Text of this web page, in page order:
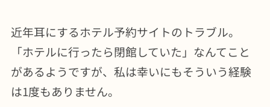
近年耳にするホテル予約サイトのトラブル。
「ホテルに行ったら閉館していた」なんてこと
があるようですが、私は幸いにもそういう経験
は1度もありません。